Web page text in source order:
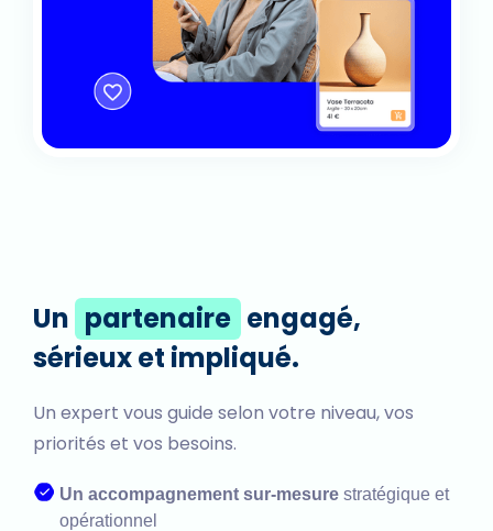
Un partenaire engagé,
sérieux et impliqué.
Un expert vous guide selon votre niveau, vos
priorités et vos besoins.
Un accompagnement sur-mesure stratégique et
opérationnel